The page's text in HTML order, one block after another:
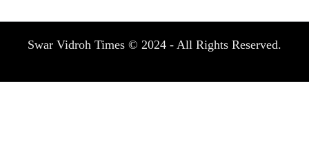
Swar Vidroh Times © 2024 - All Rights Reserved.